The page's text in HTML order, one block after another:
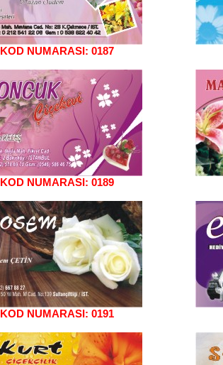
KOD NUMARASI: 0187
KOD NUMARASI: 0189
KOD NUMARASI: 0191